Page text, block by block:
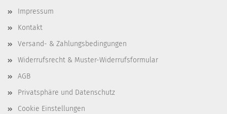
Impressum
Kontakt
Versand- & Zahlungsbedingungen
Widerrufsrecht & Muster-Widerrufsformular
AGB
Privatsphäre und Datenschutz
Cookie Einstellungen